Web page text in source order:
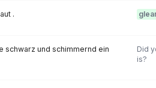
.
schwarz und schimmernd ein
Did
is?